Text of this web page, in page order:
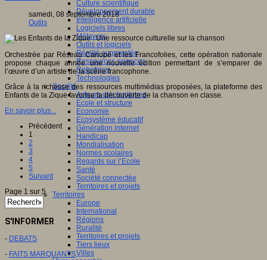
Culture scientifique
Développement durable
Intelligence artificielle
Logiciels libres
Métavers
Outils et logiciels
Réalité augmentée
Ressources sciences
Robotique
Technologies
Société
Acteurs des territoires
Ecole et structure
Economie
Ecosystème éducatif
Génération internet
Handicap
Mondialisation
Normes scolaires
Regards sur l’Ecole
Santé
Société connectée
Territoires et projets
Territoires
Europe
International
Régions
Ruralité
Territoires et projets
Tiers lieux
Villes
samedi, 08 septembre 2018
Outils
Orchestrée par Réseau Canopé et les Francofolies, cette opération nationale
propose chaque année une nouvelle édition permettant de s’emparer de
l’œuvre d’un artiste de la scène francophone.
Grâce à la richesse des ressources multimédias proposées, la plateforme des
Enfants de la Zique favorise la découverte de la chanson en classe.
En savoir plus...
Précédent
1
2
3
4
5
Suivant
Page 1 sur 5
S'INFORMER
- DEBATS
- FAITS MARQUANTS